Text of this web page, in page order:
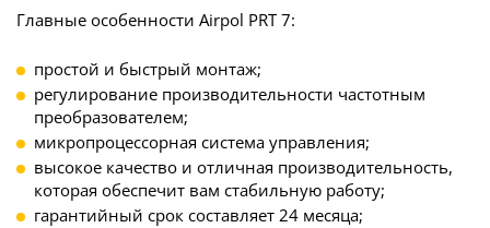
Главные особенности Airpol PRT 7:
простой и быстрый монтаж;
регулирование производительности частотным
преобразователем;
микропроцессорная система управления;
высокое качество и отличная производительность,
которая обеспечит вам стабильную работу;
гарантийный срок составляет 24 месяца;